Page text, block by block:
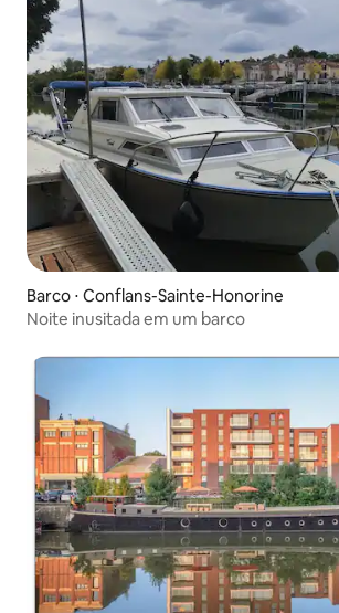
Barco ⋅ Conflans-Sainte-Honorine
Noite inusitada em um barco